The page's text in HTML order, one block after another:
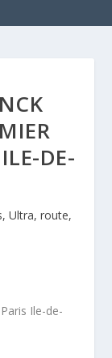
DE-
Ultra, route,
Ile-de-